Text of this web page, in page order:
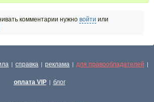
комментарии нужно войти или
| справка | реклама | для правообладателей |
оплата VIP | блог